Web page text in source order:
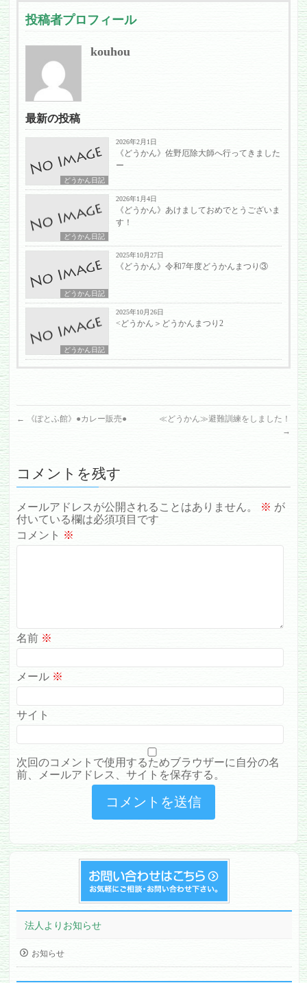
投稿者プロフィール
kouhou
最新の投稿
どうかん日記
2026年2月1日
《どうかん》佐野厄除大師へ行ってきました
ー
どうかん日記
2026年1月4日
《どうかん》あけましておめでとうございま
す！
どうかん日記
2025年10月27日
《どうかん》令和7年度どうかんまつり③
どうかん日記
2025年10月26日
<どうかん＞どうかんまつり2
← 《ぽとふ館》●カレー販売●
≪どうかん≫避難訓練をしました！
→
コメントを残す
メールアドレスが公開されることはありません。 ※ が
付いている欄は必須項目です
コメント ※
名前 ※
メール ※
サイト
次回のコメントで使用するためブラウザーに自分の名
前、メールアドレス、サイトを保存する。
法人よりお知らせ
お知らせ